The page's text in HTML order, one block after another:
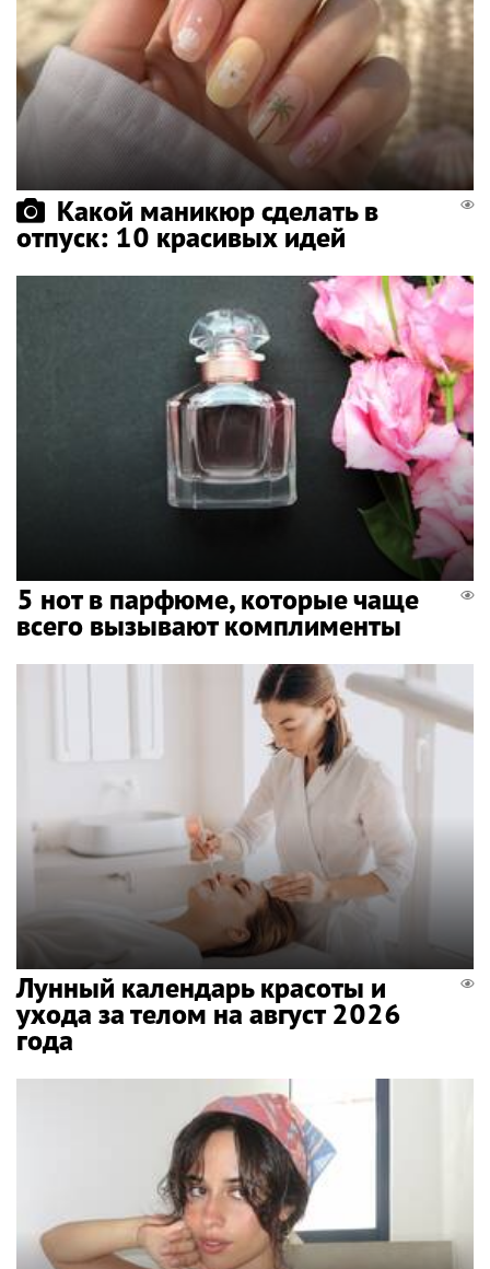
Какой маникюр сделать в
отпуск: 10 красивых идей
5 нот в парфюме, которые чаще
всего вызывают комплименты
Лунный календарь красоты и
ухода за телом на август 2026
года